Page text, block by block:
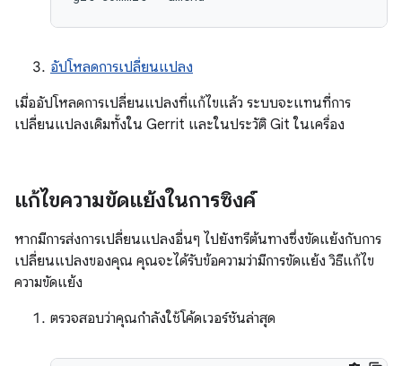
อัปโหลดการเปลี่ยนแปลง
เมื่ออัปโหลดการเปลี่ยนแปลงที่แก้ไขแล้ว ระบบจะแทนที่การ
เปลี่ยนแปลงเดิมทั้งใน Gerrit และในประวัติ Git ในเครื่อง
แก้ไขความขัดแย้งในการซิงค์
หากมีการส่งการเปลี่ยนแปลงอื่นๆ ไปยังทรีต้นทางซึ่งขัดแย้งกับการ
เปลี่ยนแปลงของคุณ คุณจะได้รับข้อความว่ามีการขัดแย้ง วิธีแก้ไข
ความขัดแย้ง
ตรวจสอบว่าคุณกำลังใช้โค้ดเวอร์ชันล่าสุด